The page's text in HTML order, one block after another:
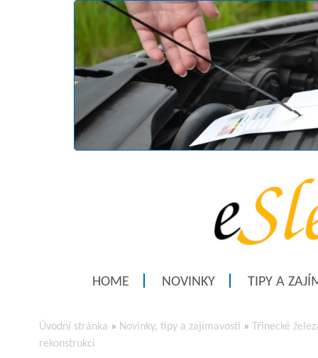
HOME NOVINKY TIPY A
Úvodní stránka » Novinky, tipy a zajímavosti » Třinecké
rekonstrukci